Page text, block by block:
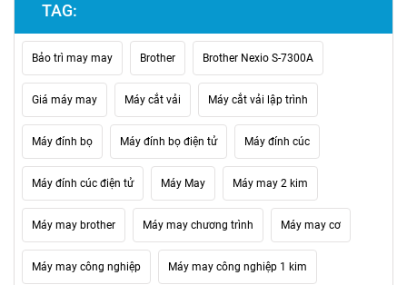
TAG:
Bảo trì may may Brother Brother Nexio S-7300A
Giá máy may Máy cắt vải Máy cắt vải lập trình
Máy đính bọ Máy đính bọ điện tử Máy đính cúc
Máy đính cúc điện tử Máy May Máy may 2 kim
Máy may brother Máy may chương trình Máy may cơ
Máy may công nghiệp Máy may công nghiệp 1 kim